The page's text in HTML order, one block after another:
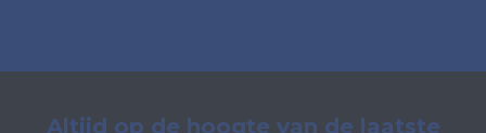
Altijd op de hoogte van de laatste